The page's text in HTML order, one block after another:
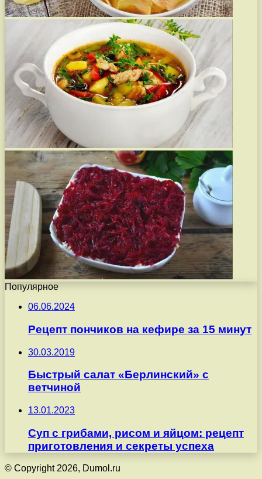
Популярное
06.06.2024
Рецепт пончиков на кефире за 15 минут
30.03.2019
Быстрый салат «Берлинский» с
ветчиной
13.01.2023
Суп с грибами, рисом и яйцом: рецепт
приготовления и секреты успеха
© Copyright 2026, Dumol.ru